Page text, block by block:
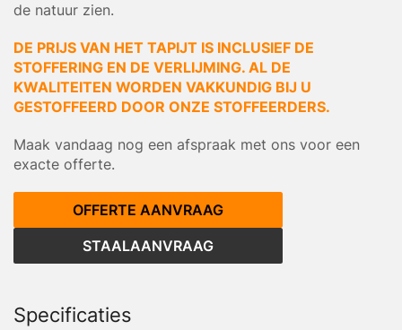
de natuur zien.
DE PRIJS VAN HET TAPIJT IS INCLUSIEF DE
STOFFERING EN DE VERLIJMING. AL DE
KWALITEITEN WORDEN VAKKUNDIG BIJ U
GESTOFFEERD DOOR ONZE STOFFEERDERS.
Maak vandaag nog een afspraak met ons voor een
exacte offerte.
OFFERTE AANVRAAG
STAALAANVRAAG
Specificaties